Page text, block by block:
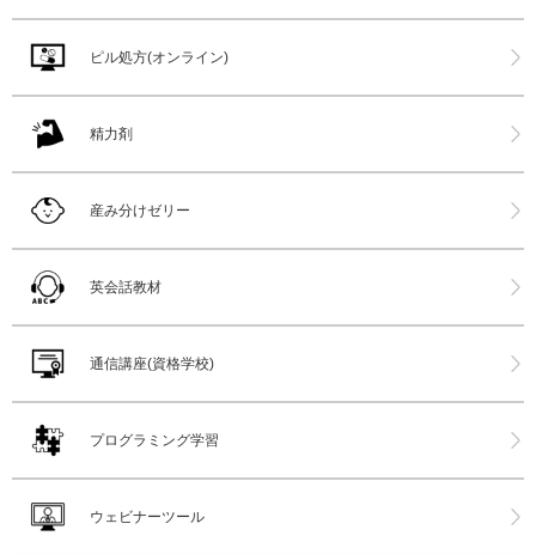
ピル処方(オンライン)
精力剤
産み分けゼリー
英会話教材
通信講座(資格学校)
プログラミング学習
ウェビナーツール